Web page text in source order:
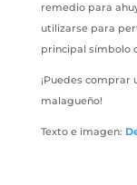
remedio para
utilizarse para
principal símbolo
¡Puedes
malagueño!
Texto e imagen: